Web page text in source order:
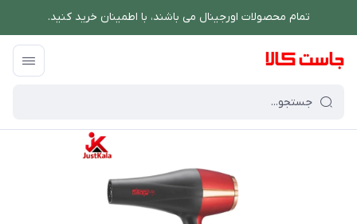
تمام محصولات اورجینال می باشند، با اطمینان خرید کنید.
فروشگاه اینترنتی جاست کالا